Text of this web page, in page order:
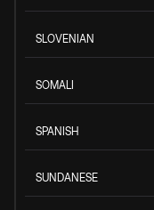
SLOVENIAN
SOMALI
SPANISH
SUNDANESE